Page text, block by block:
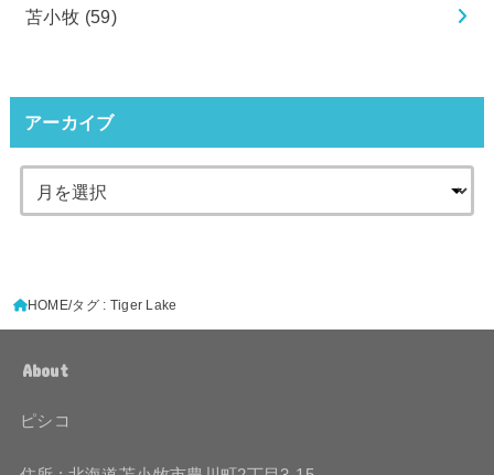
苫小牧 (59)
アーカイブ
HOME タグ : Tiger Lake
About
ピシコ